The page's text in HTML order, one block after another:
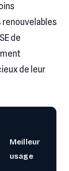
de
de leur
Meilleur
usage